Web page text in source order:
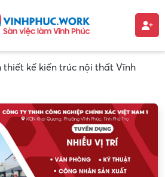
thiết kế kiến trúc nội thất Vĩnh